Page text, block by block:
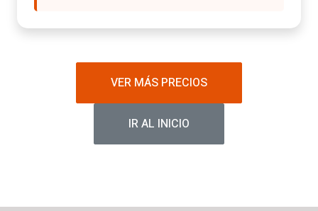
VER MÁS PRECIOS
IR AL INICIO